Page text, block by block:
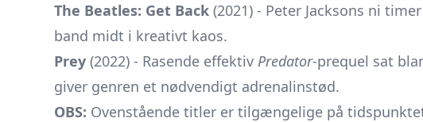
The Beatles: Get Back (2021) - Peter Jacksons ni
band midt i kreativt kaos.
Prey (2022) - Rasende effektiv Predator-prequel sat
giver genren et nødvendigt adrenalinstød.
OBS: Ovenstående titler er tilgængelige på